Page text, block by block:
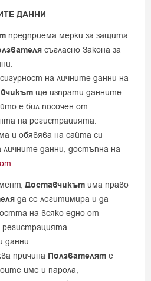
ДАННИ
предприема мерки за защита
съгласно Закона за
на личните данни на
ще изпрати данните
е бил посочен от
на регистрацията.
и обявява на сайта си
данни, достъпна на
.
Доставчикът има право
да се легитимира и да
на всяко едно от
данни.
причина Ползвателят е
име и парола,